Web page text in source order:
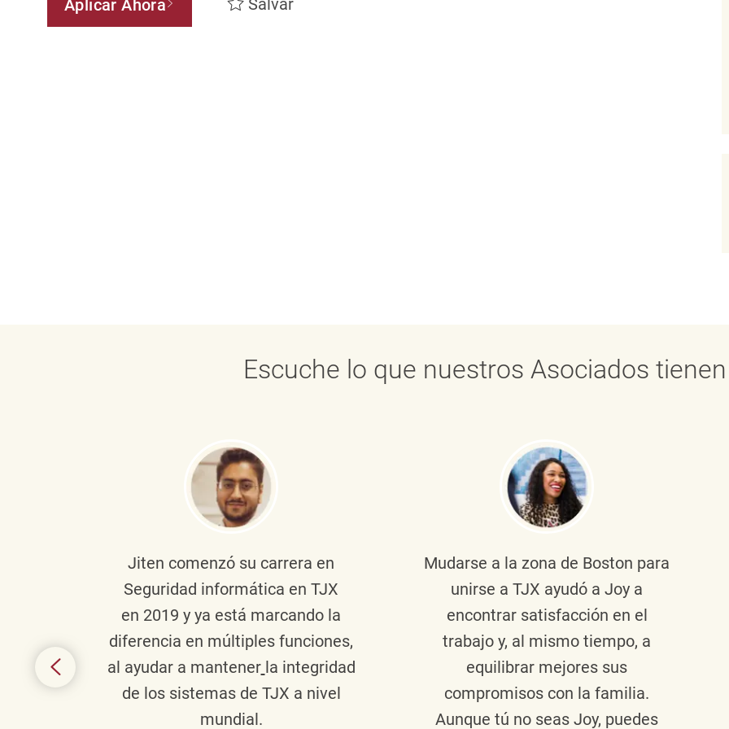
Aplicar Ahora Salvar
Escuche lo que nuestros Asociados
Jiten comenzó su carrera en
Seguridad informática en TJX
en 2019 y ya está marcando la
diferencia en múltiples funciones,
al ayudar a mantener la integridad
de los sistemas de TJX a nivel
mundial.
Mudarse a la zona de Boston para
unirse a TJX ayudó a Joy a
encontrar satisfacción en el
trabajo y, al mismo tiempo, a
equilibrar mejores sus
compromisos con la familia.
Aunque tú no seas Joy, puedes